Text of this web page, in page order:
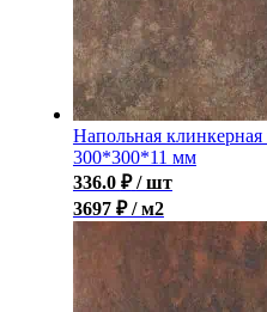
Напольная клинкерная
300*300*11 мм
336.0 ₽ / шт
3697 ₽ / м2